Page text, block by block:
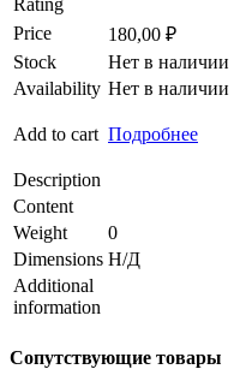
Rating
Price
180,00 ₽
Stock
Нет в наличии
Availability Нет в наличии
Add to cart Подробнее
Description
Content
Weight
0
Dimensions Н/Д
Additional
information
Сопутствующие товары